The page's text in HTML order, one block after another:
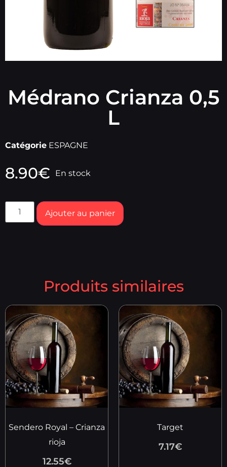
Médrano Crianza 0,5
L
Catégorie ESPAGNE
8.90€ En stock
Ajouter au panier
Produits similaires
Sendero Royal – Crianza
rioja
12.55€
Target
7.17€